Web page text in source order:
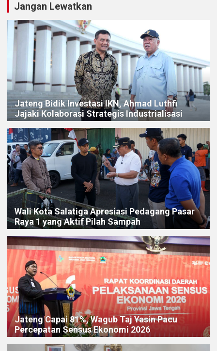
Jangan Lewatkan
Jateng Bidik Investasi IKN, Ahmad Luthfi
Jajaki Kolaborasi Strategis Industrialisasi
Wali Kota Salatiga Apresiasi Pedagang Pasar
Raya 1 yang Aktif Pilah Sampah
Jateng Capai 81%, Wagub Taj Yasin Pacu
Percepatan Sensus Ekonomi 2026